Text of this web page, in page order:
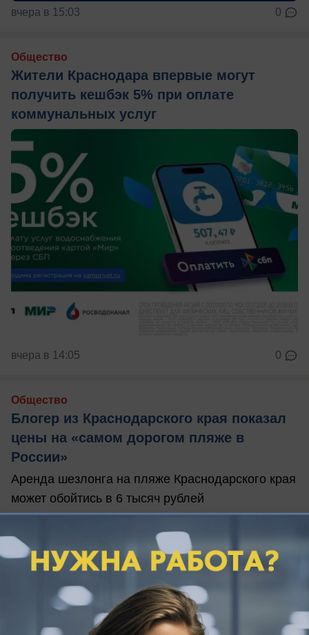
вчера в 15:03 0
Общество
Жители Краснодара впервые могут
получить кешбэк 5% при оплате
коммунальных услуг
вчера в 14:05 0
Общество
Блогер из Краснодарского края показал
цены на «самом дорогом пляже в
России»
Аренда шезлонга на пляже Краснодарского края
может обойтись в 6 тысяч рублей